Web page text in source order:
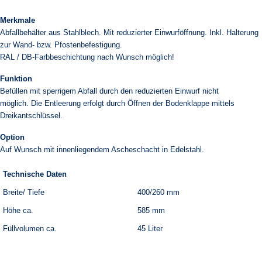
Merkmale
Abfallbehälter aus Stahlblech. Mit reduzierter Einwurföffnung. Inkl. Halterung
zur Wand- bzw. Pfostenbefestigung.
RAL / DB-Farbbeschichtung nach Wunsch möglich!
Funktion
Befüllen mit sperrigem Abfall durch den reduzierten Einwurf nicht
möglich. Die Entleerung erfolgt durch Öffnen der Bodenklappe mittels
Dreikantschlüssel.
Option
Auf Wunsch mit innenliegendem Ascheschacht in Edelstahl.
Technische Daten
Breite/ Tiefe 400/260 mm
Höhe ca. 585 mm
Füllvolumen ca. 45 Liter